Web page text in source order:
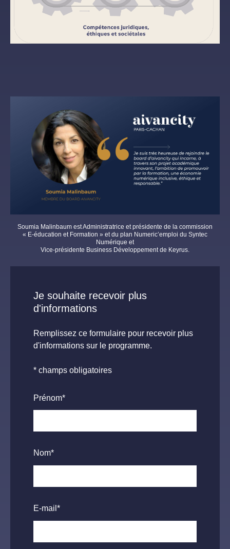
Soumia Malinbaum est Administratrice et présidente de la commission
« E-éducation et Formation » et du plan Numeric’emploi du Syntec
Numérique et
Vice-présidente Business Développement de Keyrus.
Je souhaite recevoir plus
d'informations
Remplissez ce formulaire pour recevoir plus
d'informations sur le programme.
* champs obligatoires
Prénom*
Nom*
E-mail *